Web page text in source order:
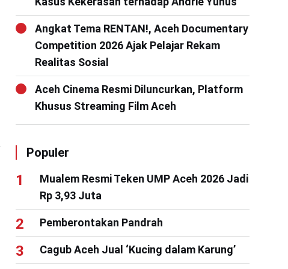
Angkat Tema RENTAN!, Aceh Documentary
Competition 2026 Ajak Pelajar Rekam
Realitas Sosial
Aceh Cinema Resmi Diluncurkan, Platform
Khusus Streaming Film Aceh
Populer
Mualem Resmi Teken UMP Aceh 2026 Jadi
Rp 3,93 Juta
Pemberontakan Pandrah
Cagub Aceh Jual ‘Kucing dalam Karung’